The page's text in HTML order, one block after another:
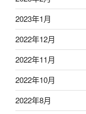
2023年1月
2022年12月
2022年11月
2022年10月
2022年8月